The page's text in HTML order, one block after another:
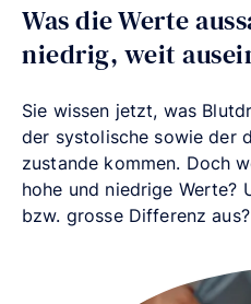
Was die Werte
niedrig, weit
Sie wissen jetzt, was
der systolische sowie der
zustande kommen. Doch
hohe und niedrige Werte?
bzw. grosse Differenz aus?